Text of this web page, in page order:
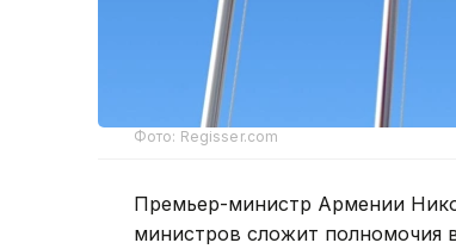
Фото: Regisser.com
Премьер-министр Армении
министров сложит полномочия